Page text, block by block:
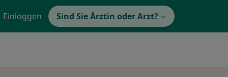
Einloggen Sind Sie Ärztin oder Arzt?